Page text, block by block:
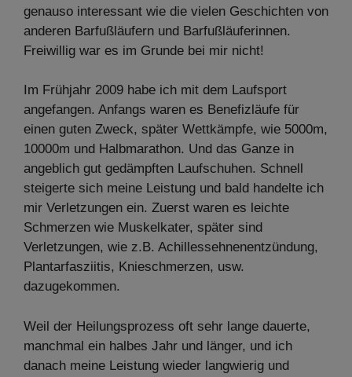
genauso interessant wie die vielen Geschichten von
anderen Barfußläufern und Barfußläuferinnen.
Freiwillig war es im Grunde bei mir nicht!
Im Frühjahr 2009 habe ich mit dem Laufsport
angefangen. Anfangs waren es Benefizläufe für
einen guten Zweck, später Wettkämpfe, wie 5000m,
10000m und Halbmarathon. Und das Ganze in
angeblich gut gedämpften Laufschuhen. Schnell
steigerte sich meine Leistung und bald handelte ich
mir Verletzungen ein. Zuerst waren es leichte
Schmerzen wie Muskelkater, später sind
Verletzungen, wie z.B. Achillessehnenentzündung,
Plantarfasziitis, Knieschmerzen, usw.
dazugekommen.
Weil der Heilungsprozess oft sehr lange dauerte,
manchmal ein halbes Jahr und länger, und ich
danach meine Leistung wieder langwierig und